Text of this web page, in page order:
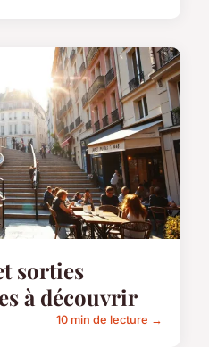
sorties
à découvrir
10 min de lecture →